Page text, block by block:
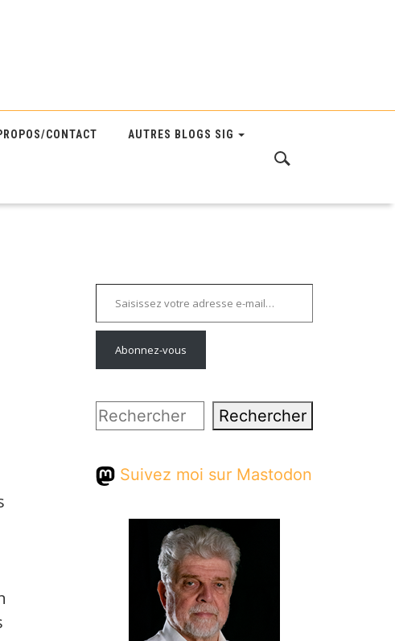
CONTACT AUTRES BLOGS SIG
Saisissez votre adresse e-mail…
Abonnez-vous
Rechercher Rechercher
Suivez moi sur Mastodon